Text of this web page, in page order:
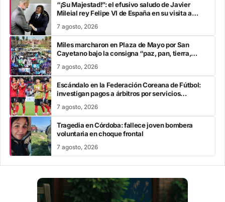
“¡Su Majestad!”: el efusivo saludo de Javier
Mileial rey Felipe VI de España en su visita a
7 agosto, 2026
Miles marcharon en Plaza de Mayo por San
Cayetano bajo la consigna “paz, pan, tierra,
7 agosto, 2026
Escándalo en la Federación Coreana de Fútbol:
investigan pagos a árbitros por servicios
7 agosto, 2026
Tragedia en Córdoba: fallece joven bombera
voluntaria en choque frontal
7 agosto, 2026